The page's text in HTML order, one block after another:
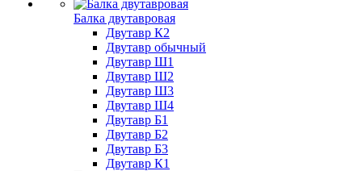
Балка двутавровая
Двутавр К2
Двутавр обычный
Двутавр Ш1
Двутавр Ш2
Двутавр Ш3
Двутавр Ш4
Двутавр Б1
Двутавр Б2
Двутавр Б3
Двутавр К1